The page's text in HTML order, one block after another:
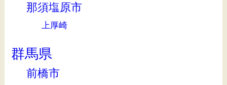
那須塩原市
上厚崎
群馬県
前橋市